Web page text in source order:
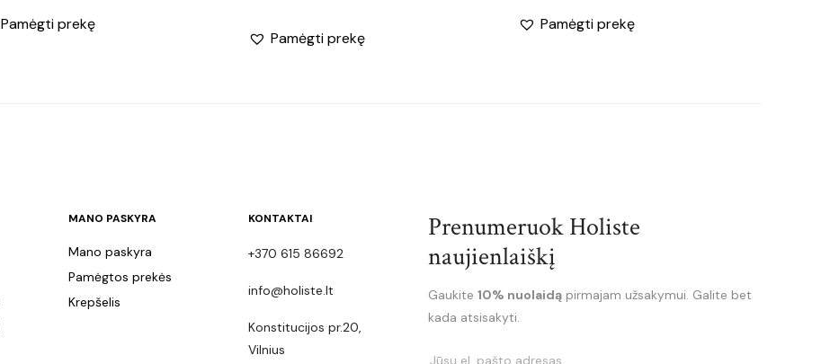
Pamėgti prekę
Pamėgti prekę
Pamėgti prekę
MANO PASKYRA
Mano paskyra
Pamėgtos prekės
Krepšelis
KONTAKTAI
+370 615 86692
info@holiste.lt
Konstitucijos pr.20,
Vilnius
Prenumeruok Holiste
naujienlaiškį
Gaukite 10% nuolaidą pirmajam užsakymui. Galite bet
kada atsisakyti.